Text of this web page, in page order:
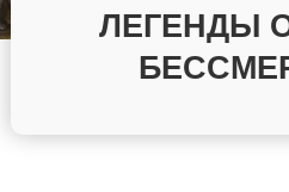
ЛЕГЕНДЫ